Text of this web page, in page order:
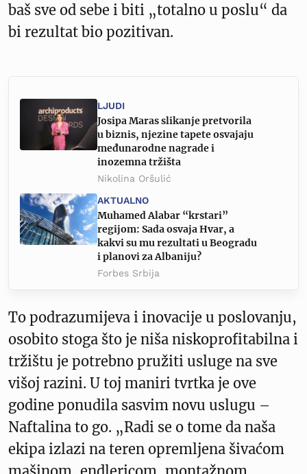
baš sve od sebe i biti „totalno u poslu“ da
bi rezultat bio pozitivan.
LJUDI
Josipa Maras slikanje pretvorila
u biznis, njezine tapete osvajaju
međunarodne nagrade i
inozemna tržišta
Nikolina Oršulić
AKTUALNO
Muhamed Alabar “krstari”
regijom: Sada osvaja Hvar, a
kakvi su mu rezultati u Beogradu
i planovi za Albaniju?
Forbes Srbija
To podrazumijeva i inovacije u poslovanju,
osobito stoga što je niša niskoprofitabilna i
tržištu je potrebno pružiti usluge na sve
višoj razini. U toj maniri tvrtka je ove
godine ponudila sasvim novu uslugu –
Naftalina to go. „Radi se o tome da naša
ekipa izlazi na teren opremljena šivaćom